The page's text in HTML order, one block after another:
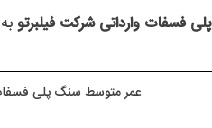
فسفات وارداتی شرکت فیلبرتو
عمر متوسط سنگ پلی